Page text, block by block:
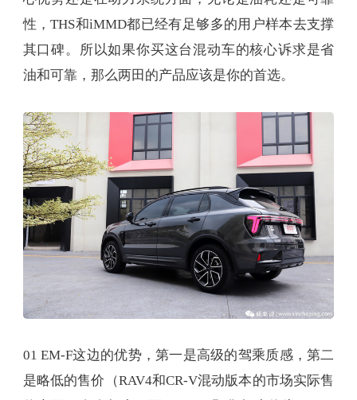
性，THS和iMMD都已经有足够多的用户样本去支撑
其口碑。所以如果你买这台混动车的核心诉求是省
油和可靠，那么两田的产品应该是你的首选。
01 EM-F这边的优势，第一是高级的驾乘质感，第二
是略低的售价（RAV4和CR-V混动版本的市场实际售